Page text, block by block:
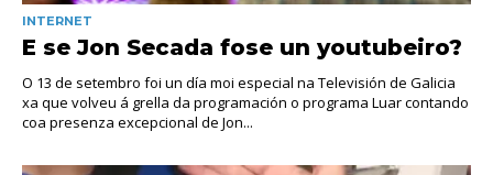
INTERNET
E se Jon Secada fose un youtubeiro?
O 13 de setembro foi un día moi especial na Televisión de Galicia
xa que volveu á grella da programación o programa Luar contando
coa presenza excepcional de Jon...